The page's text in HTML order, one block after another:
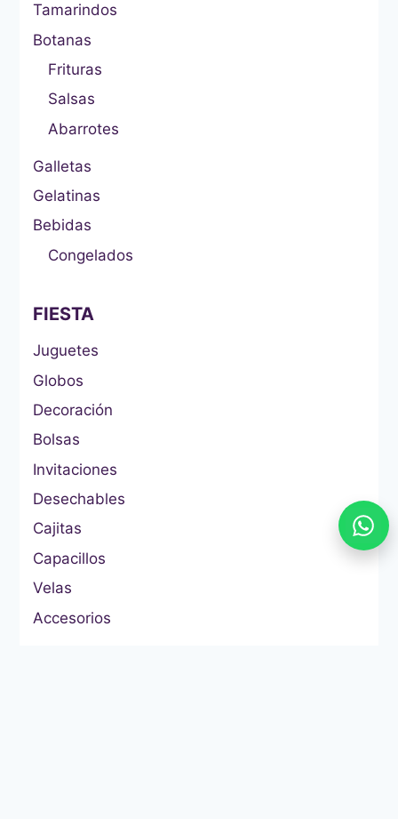
Tamarindos
Botanas
Frituras
Salsas
Abarrotes
Galletas
Gelatinas
Bebidas
Congelados
FIESTA
Juguetes
Globos
Decoración
Bolsas
Invitaciones
Desechables
Cajitas
Capacillos
Velas
Accesorios